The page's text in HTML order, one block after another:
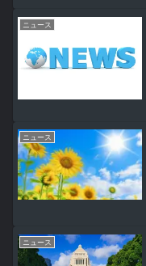
ニュース
ニュース
ニュース